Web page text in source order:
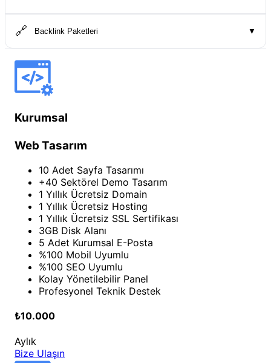
🔗 Backlink Paketleri ▼
Kurumsal
Web Tasarım
10 Adet Sayfa Tasarımı
+40 Sektörel Demo Tasarım
1 Yıllık Ücretsiz Domain
1 Yıllık Ücretsiz Hosting
1 Yıllık Ücretsiz SSL Sertifikası
3GB Disk Alanı
5 Adet Kurumsal E-Posta
%100 Mobil Uyumlu
%100 SEO Uyumlu
Kolay Yönetilebilir Panel
Profesyonel Teknik Destek
₺10.000
Aylık
Bize Ulaşın